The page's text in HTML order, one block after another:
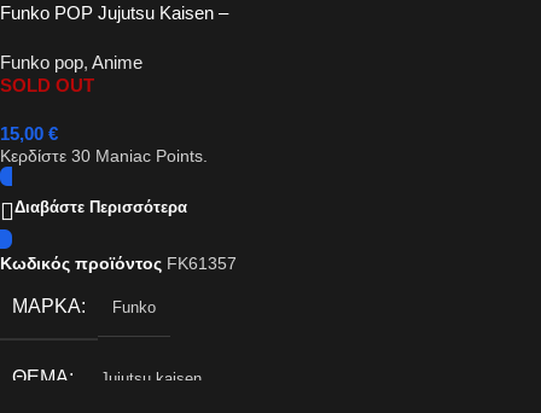
Funko POP Jujutsu Kaisen –
Funko pop, Anime
SOLD OUT
15,00 €
Κερδίστε 30 Maniac Points.
Διαβάστε Περισσότερα
Κωδικός προϊόντος FK61357
ΜΆΡΚΑ Funko
ΘΈΜΑ Jujutsu kaisen